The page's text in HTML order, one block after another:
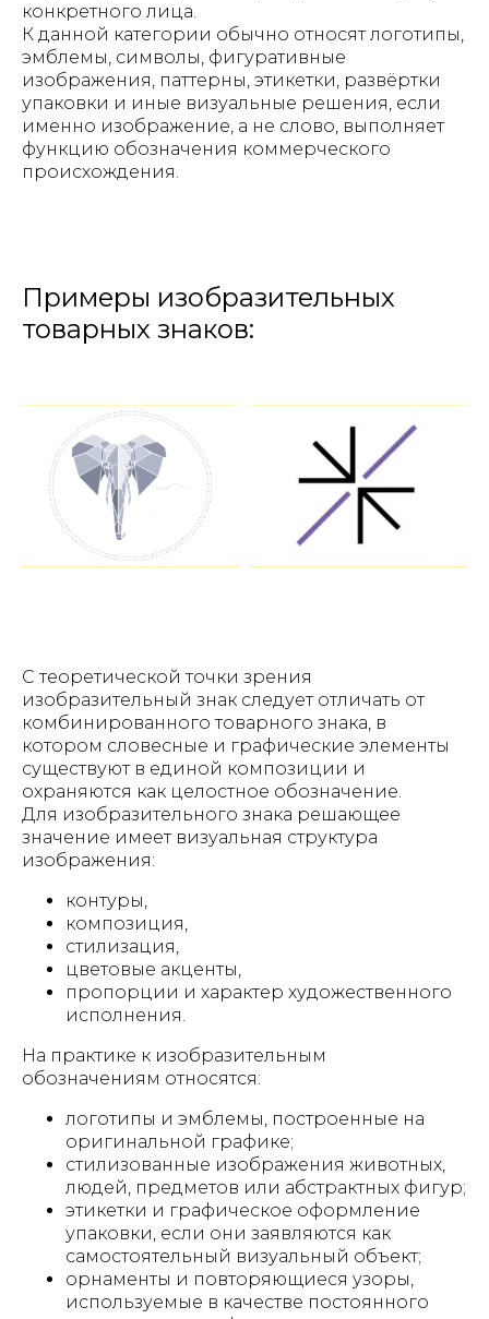
конкретного лица.
К данной категории обычно относят логотипы,
эмблемы, символы, фигуративные
изображения, паттерны, этикетки, развёртки
упаковки и иные визуальные решения, если
именно изображение, а не слово, выполняет
функцию обозначения коммерческого
происхождения.
Примеры изобразительных
товарных знаков:
С теоретической точки зрения
изобразительный знак следует отличать от
комбинированного товарного знака, в
котором словесные и графические элементы
существуют в единой композиции и
охраняются как целостное обозначение.
Для изобразительного знака решающее
значение имеет визуальная структура
изображения:
контуры,
композиция,
стилизация,
цветовые акценты,
пропорции и характер художественного
исполнения.
На практике к изобразительным
обозначениям относятся:
логотипы и эмблемы, построенные на
оригинальной графике;
стилизованные изображения животных,
людей, предметов или абстрактных фигур;
этикетки и графическое оформление
упаковки, если они заявляются как
самостоятельный визуальный объект;
орнаменты и повторяющиеся узоры,
используемые в качестве постоянного